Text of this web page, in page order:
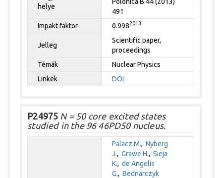
helye
491
Impakt faktor
0.9982013
Jelleg
Scientific paper,
proceedings
Témák
Nuclear Physics
Linkek
DOI
P24975 N = 50 core excited states
studied in the 96 46PD50 nucleus.
Palacz M.,Nyberg
J.,Grawe H.,Sieja
K.,de Angelis
G.,Bednarczyk